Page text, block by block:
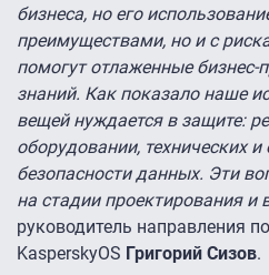
бизнеса, но его
преимуществами, но и с
помогут отлаженные
знаний. Как показало наше
вещей нуждается в защите:
оборудовании, технических
безопасности данных. Эти
на стадии проектирования и
руководитель направления
KasperskyOS Григорий Сизов.